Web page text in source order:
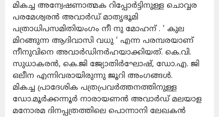
മികച്ച അന്വേഷണാത്മക റിപ്പോർട്ടിനുള്ള ചൊവ്വര
പരമേശ്വരൻ അവാർഡ് മാതൃഭൂമി
പത്രാധിപസമിതിയംഗം നീ നു മോഹന് . ‘ കുല
മിറങ്ങുന്ന ആദിവാസി വധു ‘ എന്ന പരമ്പരയാണ്
നീനുവിനെ അവാർഡിനർഹയാക്കിയത്. കെ.വി.
സുധാകരൻ, കെ.ജി ജ്യോതിർഘോഷ്, ഡോ.എ. ജി
ഒലീന എന്നിവരായിരുന്നു ജൂറി അംഗങ്ങൾ.
മികച്ച പ്രാദേശിക പത്രപ്രവര്‍ത്തനത്തിനുള്ള
ഡോ.മൂര്‍ക്കന്നൂര്‍ നാരായണന്‍ അവാര്‍ഡ് മലയാള
മനോരമ ദിനപ്പത്രത്തിലെ പൊന്നാനി ലേഖകന്‍